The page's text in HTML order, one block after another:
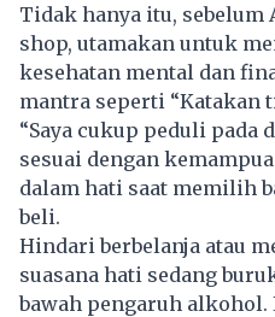
Tidak hanya itu, sebelum
shop, utamakan untuk
kesehatan mental dan
mantra seperti “Katakan
“Saya cukup peduli
sesuai dengan
dalam hati saat memilih
beli.
Hindari berbelanja atau
suasana hati sedang
bawah pengaruh